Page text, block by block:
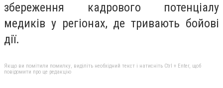
збереження кадрового потенціалу
медиків у регіонах, де тривають бойові
дії.
Якщо ви помітили помилку, виділіть необхідний текст і натисніть Ctrl + Enter, щоб
повідомити про це редакцію